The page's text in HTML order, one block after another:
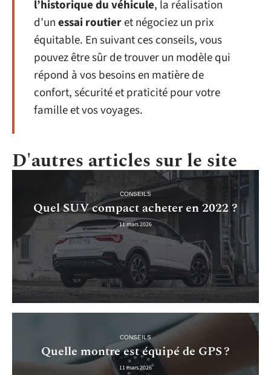
l’historique du véhicule, la réalisation
d’unessai routieret négociez un prix
équitable. En suivant ces conseils, vous
pouvez être sûr de trouver un modèle qui
répond à vos besoins en matière de
confort, sécurité et praticité pour votre
famille et vos voyages.
D'autres articles sur le site
CONSEILS
Quel SUV compact acheter en 2022 ?
11 mars 2026
CONSEILS
Quelle montre est équipé de GPS ?
11 mars 2026